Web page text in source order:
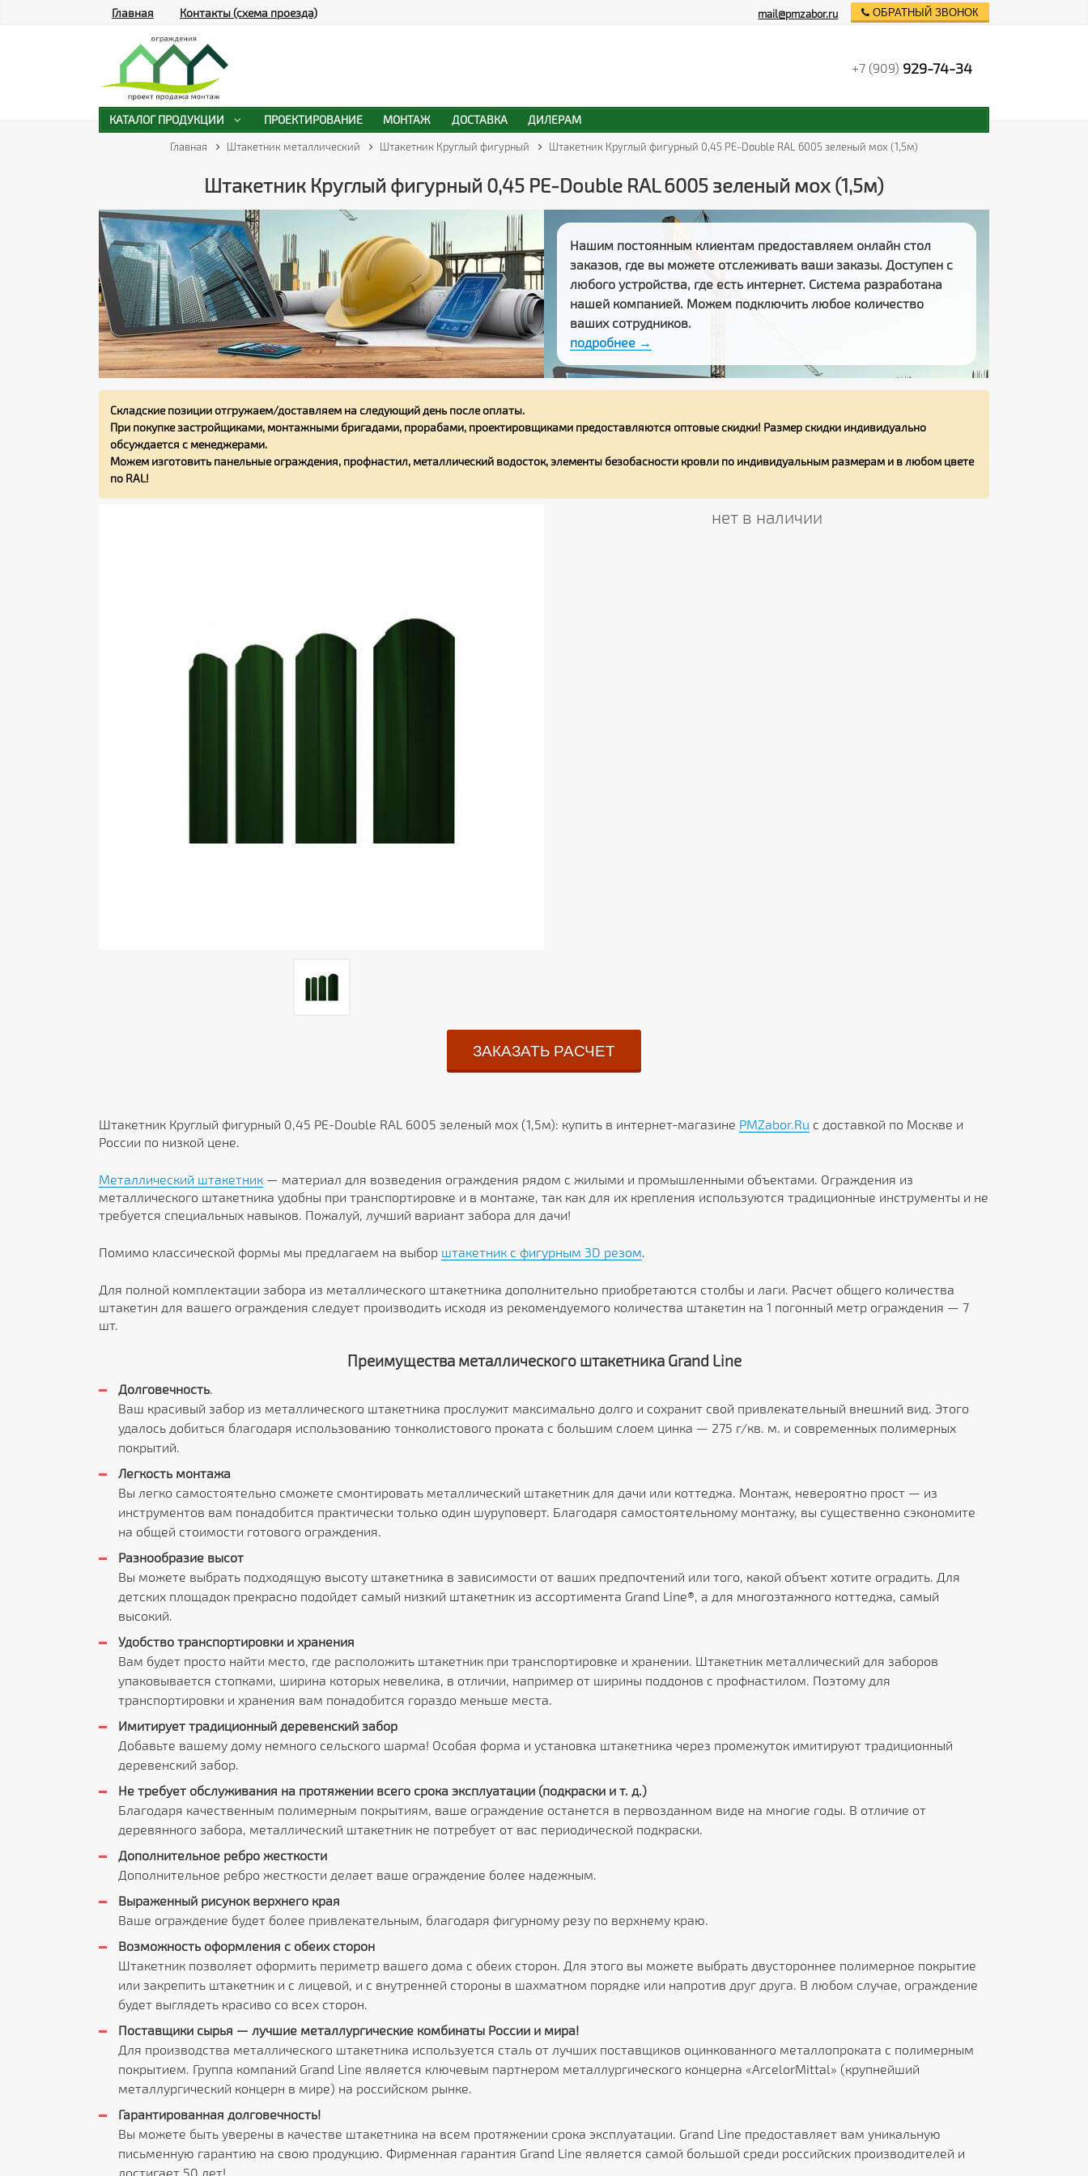
Главная Штакетник металлический Штакетник Круглый фигурный Штакетник Круглый фигурный 0,45 PE-Double RAL 6005 зеленый мох (1,5м)
Штакетник Круглый фигурный 0,45 PE-Double RAL 6005 зеленый мох (1,5м)
Нашим постоянным клиентам предоставляем онлайн стол
заказов, где вы можете отслеживать ваши заказы. Доступен с
любого устройства, где есть интернет. Система разработана
нашей компанией. Можем подключить любое количество
ваших сотрудников.
подробнее →
Складские позиции отгружаем/доставляем на следующий день после оплаты.
При покупке застройщиками, монтажными бригадами, прорабами, проектировщиками предоставляются оптовые скидки! Размер скидки индивидуально
обсуждается с менеджерами.
Можем изготовить панельные ограждения, профнастил, металлический водосток, элементы безобасности кровли по индивидуальным размерам и в любом цвете
по RAL!
нет в наличии
ЗАКАЗАТЬ РАСЧЕТ
Штакетник Круглый фигурный 0,45 PE-Double RAL 6005 зеленый мох (1,5м): купить в интернет-магазине PMZabor.Ru с доставкой по Москве и
России по низкой цене.
Металлический штакетник — материал для возведения ограждения рядом с жилыми и промышленными объектами. Ограждения из
металлического штакетника удобны при транспортировке и в монтаже, так как для их крепления используются традиционные инструменты и не
требуется специальных навыков. Пожалуй, лучший вариант забора для дачи!
Помимо классической формы мы предлагаем на выбор штакетник с фигурным 3D резом
Для полной комплектации забора из металлического штакетника дополнительно приобретаются столбы и лаги. Расчет общего количества
штакетин для вашего ограждения следует производить исходя из рекомендуемого количества штакетин на 1 погонный метр ограждения — 7
шт.
Преимущества металлического штакетника Grand Line
Долговечность.
Ваш красивый забор из металлического штакетника прослужит максимально долго и сохранит свой привлекательный внешний вид. Этого
удалось добиться благодаря использованию тонколистового проката с большим слоем цинка — 275 г/кв. м. и современных полимерных
покрытий.
Легкость монтажа
Вы легко самостоятельно сможете смонтировать металлический штакетник для дачи или коттеджа. Монтаж, невероятно прост — из
инструментов вам понадобится практически только один шуруповерт. Благодаря самостоятельному монтажу, вы существенно сэкономите
на общей стоимости готового ограждения.
Разнообразие высот
Вы можете выбрать подходящую высоту штакетника в зависимости от ваших предпочтений или того, какой объект хотите оградить. Для
детских площадок прекрасно подойдет самый низкий штакетник из ассортимента Grand Line®, а для многоэтажного коттеджа, самый
высокий.
Удобство транспортировки и хранения
Вам будет просто найти место, где расположить штакетник при транспортировке и хранении. Штакетник металлический для заборов
упаковывается стопками, ширина которых невелика, в отличии, например от ширины поддонов с профнастилом. Поэтому для
транспортировки и хранения вам понадобится гораздо меньше места.
Имитирует традиционный деревенский забор
Добавьте вашему дому немного сельского шарма! Особая форма и установка штакетника через промежуток имитируют традиционный
деревенский забор.
Не требует обслуживания на протяжении всего срока эксплуатации (подкраски и т. д.)
Благодаря качественным полимерным покрытиям, ваше ограждение останется в первозданном виде на многие годы. В отличие от
деревянного забора, металлический штакетник не потребует от вас периодической подкраски.
Дополнительное ребро жесткости
Дополнительное ребро жесткости делает ваше ограждение более надежным.
Выраженный рисунок верхнего края
Ваше ограждение будет более привлекательным, благодаря фигурному резу по верхнему краю.
Возможность оформления с обеих сторон
Штакетник позволяет оформить периметр вашего дома с обеих сторон. Для этого вы можете выбрать двустороннее полимерное покрытие
или закрепить штакетник и с лицевой, и с внутренней стороны в шахматном порядке или напротив друг друга. В любом случае, ограждение
будет выглядеть красиво со всех сторон.
Поставщики сырья — лучшие металлургические комбинаты России и мира!
Для производства металлического штакетника используется сталь от лучших поставщиков оцинкованного металлопроката с полимерным
покрытием. Группа компаний Grand Line является ключевым партнером металлургического концерна «ArcelorMittal» (крупнейший
металлургический концерн в мире) на российском рынке.
Гарантированная долговечность!
Вы можете быть уверены в качестве штакетника на всем протяжении срока эксплуатации. Grand Line предоставляет вам уникальную
письменную гарантию на свою продукцию. Фирменная гарантия Grand Line является самой большой среди российских производителей и
достигает 50 лет!
Главная Контакты (схема проезда) mail@pmzabor.ru ОБРАТНЫЙ ЗВОНОК
+7 (909) 929-74-34
КАТАЛОГ ПРОДУКЦИИ ПРОЕКТИРОВАНИЕ МОНТАЖ ДОСТАВКА ДИЛЕРАМ